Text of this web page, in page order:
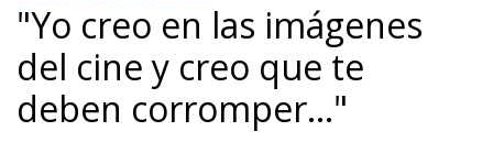
"Yo creo en las imágenes
del cine y creo que te
deben corromper…"